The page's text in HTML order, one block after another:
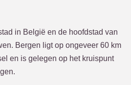
in België en de hoofdstad van
Bergen ligt op ongeveer 60 km
en is gelegen op het kruispunt